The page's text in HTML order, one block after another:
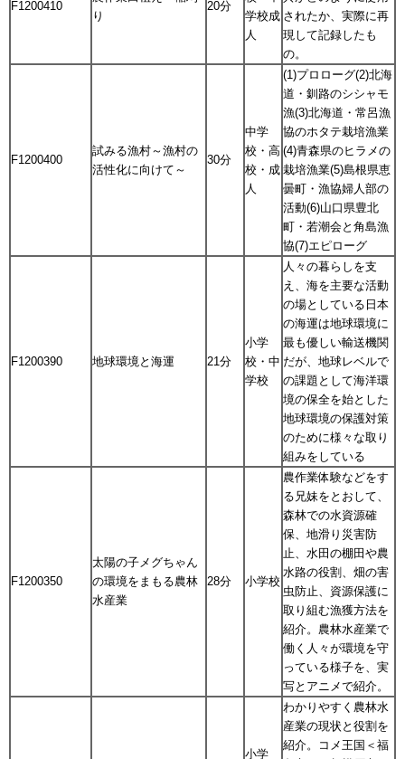
F1200410
り
20分
学校成
人
されたか、実際に再
現して記録したも
の。
F1200400
試みる漁村～漁村の
活性化に向けて～
30分
中学
校・高
校・成
人
(1)プロローグ(2)北海
道・釧路のシシャモ
漁(3)北海道・常呂漁
協のホタテ栽培漁業
(4)青森県のヒラメの
栽培漁業(5)島根県恵
曇町・漁協婦人部の
活動(6)山口県豊北
町・若潮会と角島漁
協(7)エピローグ
F1200390 地球環境と海運 21分
小学
校・中
学校
人々の暮らしを支
え、海を主要な活動
の場としている日本
の海運は地球環境に
最も優しい輸送機関
だが、地球レベルで
の課題として海洋環
境の保全を始とした
地球環境の保護対策
のために様々な取り
組みをしている
F1200350
太陽の子メグちゃん
の環境をまもる農林
水産業
28分 小学校
農作業体験などをす
る兄妹をとおして、
森林での水資源確
保、地滑り災害防
止、水田の棚田や農
水路の役割、畑の害
虫防止、資源保護に
取り組む漁獲方法を
紹介。農林水産業で
働く人々が環境を守
っている様子を、実
写とアニメで紹介。
小学
わかりやすく農林水
産業の現状と役割を
紹介。コメ王国＜福